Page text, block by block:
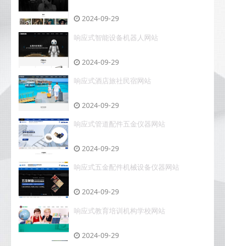
2024-09-29
响应式智能设备机器人网站
2024-09-29
响应式酒店旅社民宿网站
2024-09-29
响应式管道配件五金仪器网站
2024-09-29
响应式五金配件机械设备仪器网站
2024-09-29
响应式教育培训机构学校网站
2024-09-29